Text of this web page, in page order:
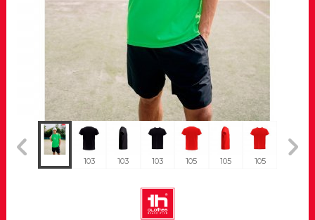
103 103 103 105 105 105